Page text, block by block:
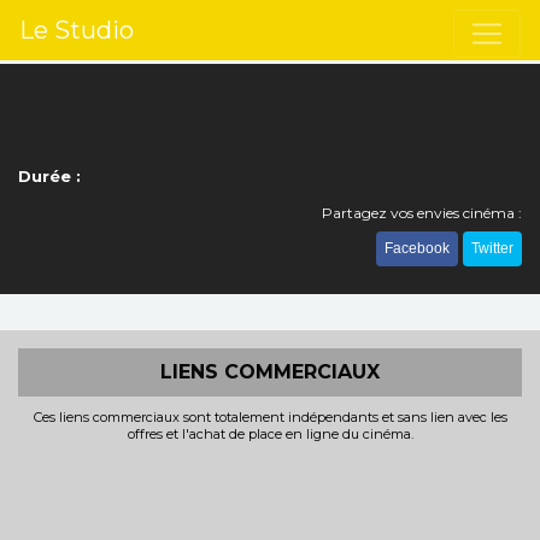
Le Studio
Durée :
Partagez vos envies cinéma :
Facebook Twitter
LIENS COMMERCIAUX
Ces liens commerciaux sont totalement indépendants et sans lien avec les
offres et l'achat de place en ligne du cinéma.